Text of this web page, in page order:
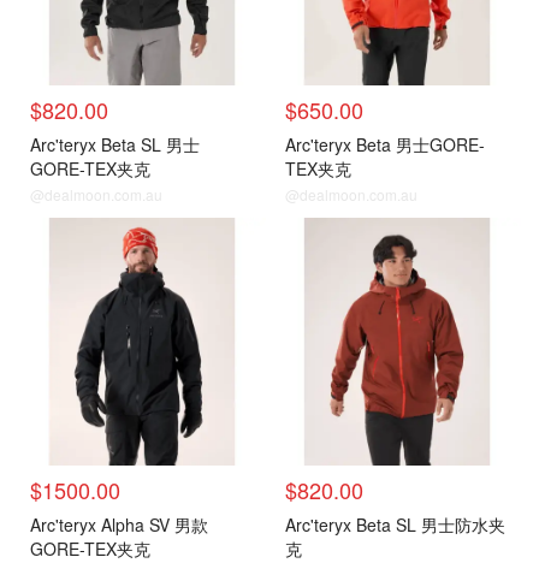
$820.00
Arc'teryx Beta SL 男士
GORE-TEX夹克
@dealmoon.com.au
$650.00
Arc'teryx Beta 男士GORE-
TEX夹克
@dealmoon.com.au
$1500.00
Arc'teryx Alpha SV 男款
GORE-TEX夹克
$820.00
Arc'teryx Beta SL 男士防水夹
克